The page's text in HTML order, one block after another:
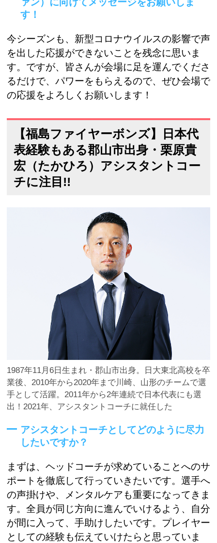
す！
今シーズンも、新型コロナウイルスの影響で声
を出した応援ができないことを残念に思いま
す。ですが、皆さんが会場に足を運んでくださ
るだけで、パワーをもらえるので、ぜひ会場で
の応援をよろしくお願いします！
【福島ファイヤーボンズ】日本代
表経験もある郡山市出身・栗原貴
宏（たかひろ）アシスタントコー
チに注目!!
1987年11月6日生まれ・郡山市出身。日大東北高校を卒
業後、2010年から2020年まで川崎、山形のチームで選
手として活躍。2011年から2年連続で日本代表にも選
出！2021年、アシスタントコーチに就任した
アシスタントコーチとしてどのように尽力
したいですか？
まずは、ヘッドコーチが求めていることへのサ
ポートを徹底して行っていきたいです。選手へ
の声掛けや、メンタルケアも重要になってきま
す。全員が同じ方向に進んでいけるよう、自分
が間に入って、手助けしたいです。プレイヤー
としての経験も伝えていけたらと思っていま